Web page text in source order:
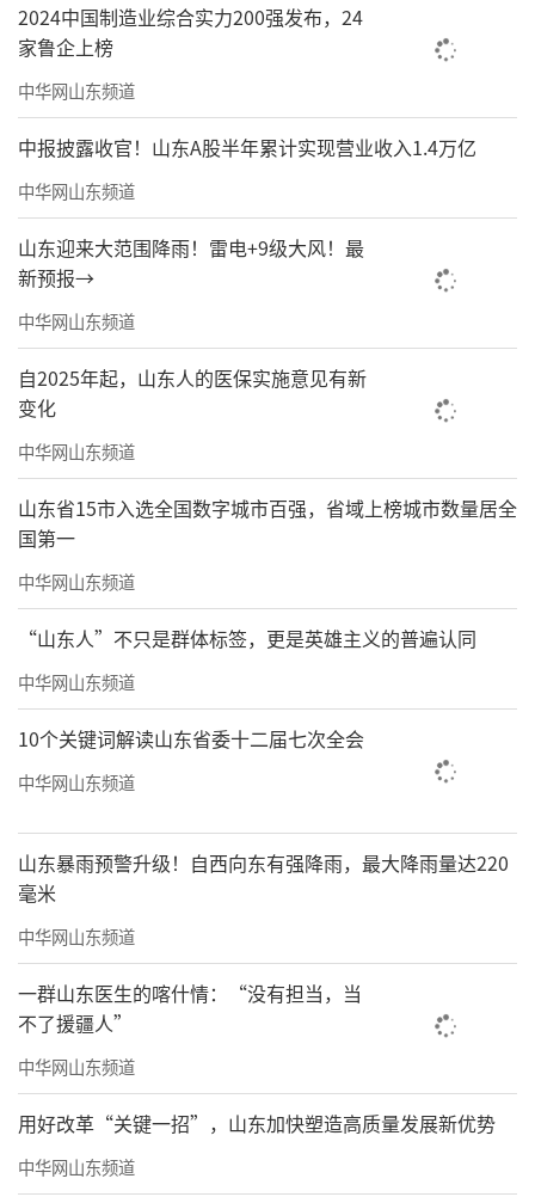
先生的“见佛”之作能与佛山气象在此相逢。
由于场地局限，此次展览仅展出于明诠先生精
心挑选的诗、书、画、印作品65件，篆、隶、
行、草诸体兼备，作品部分内容书写的是经典
诗词、禅家偈语联句，也有部分内容是于明诠
先生的现代诗、自撰联、戏曲人物、京剧唱词
等。作品创作的时间跨度从近期、近年至十数
二十年前，丰富的内容形式和时间跨度皆是其
心中丘壑性灵外化与沉淀；这批展览的作品可
以呈现出于明诠先生如其学，如其才，如其
志，如其人的性情、修养与文心；我们衷心希
望观者能阅读出作品里面有意思的那点意思。
一同陈列展示的还有于明诠先生的著作《我在
乎书法里边有意思的那点意思》《单衣试酒》
（诗集）《闭上眼睛看》《书在哪，法是个
啥》《是与不是之间》《墓志书法审美与临创
十讲》《中国书法全集·黄宾虹林散之陶博吾
卷》及《中国陶瓷印·于明诠》《墨写新文学
·于明诠书法集》《中国当代书画大系·于明
诠卷》等。
诠先生的数十年一丝不苟临池不辍的积累和看
似稚拙实则老辣遒劲之笔酣畅淋漓的表达，更
是他面对自然万象时的那份敬畏与观照。“见
佛”是见自性，更是见本心。狂者进取，狷者
有所不为，不落俗套，游离于庄严与自在之
间，有烟火气又有山林气。我们希望通过这些
具有文人气度的作品，让观者在繁忙的都市生
活中暂歇脚步，能在视觉上引起冲击，情感引
起共鸣，哲学上焕发思考，在笔墨的“八面来
2024中国制造业综合实力200强发布，24
家鲁企上榜
中华网山东频道
中报披露收官！山东A股半年累计实现营业收入1.4万亿
中华网山东频道
山东迎来大范围降雨！雷电+9级大风！最
新预报→
中华网山东频道
自2025年起，山东人的医保实施意见有新
变化
中华网山东频道
山东省15市入选全国数字城市百强，省域上榜城市数量居全
国第一
中华网山东频道
“山东人”不只是群体标签，更是英雄主义的普遍认同
中华网山东频道
10个关键词解读山东省委十二届七次全会
中华网山东频道
山东暴雨预警升级！自西向东有强降雨，最大降雨量达220
毫米
中华网山东频道
一群山东医生的喀什情：“没有担当，当
不了援疆人”
中华网山东频道
用好改革“关键一招”，山东加快塑造高质量发展新优势
中华网山东频道